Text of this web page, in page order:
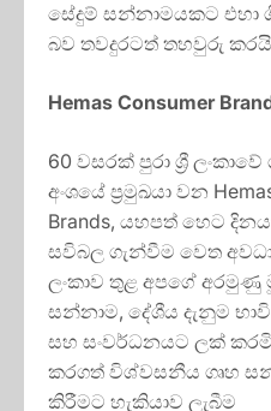
සේදුම් සන්නාමයකට
බව තවදුරටත් තහවුරු
Hemas Consumer
60 වසරක් පුරා ශ්‍රී
අංශයේ ප්‍රමුඛයා වන
Brands, යහපත් හෙට
සවිබල ගැන්වීම වෙත
ලංකාව තුළ අපගේ
සන්නාම, දේශීය දැනුම
සහ සංවර්ධනයට ලක්
කරගත් විශ්වසනීය ගෘහ
කිරීමට හැකියාව ලැබීම